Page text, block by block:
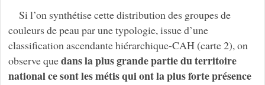
Si l’on synthétise cette distribution des groupes de
couleurs de peau par une typologie, issue d’une
classification ascendante hiérarchique-CAH (carte 2), on
observe quedans la plus grande partie du territoire
national ce sont les métis qui ont la plus forte présence